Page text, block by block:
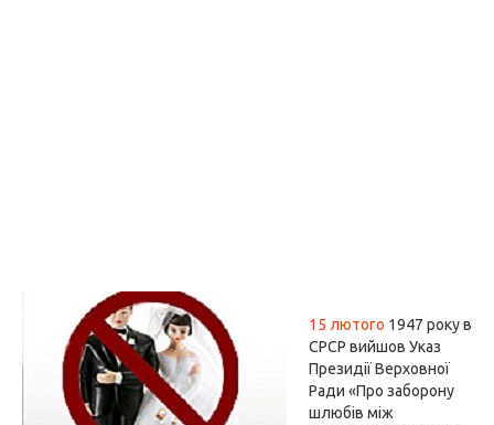
15 лютого 1947 року в
СРСР вийшов Указ
Президії Верховної
Ради «Про заборону
шлюбів між